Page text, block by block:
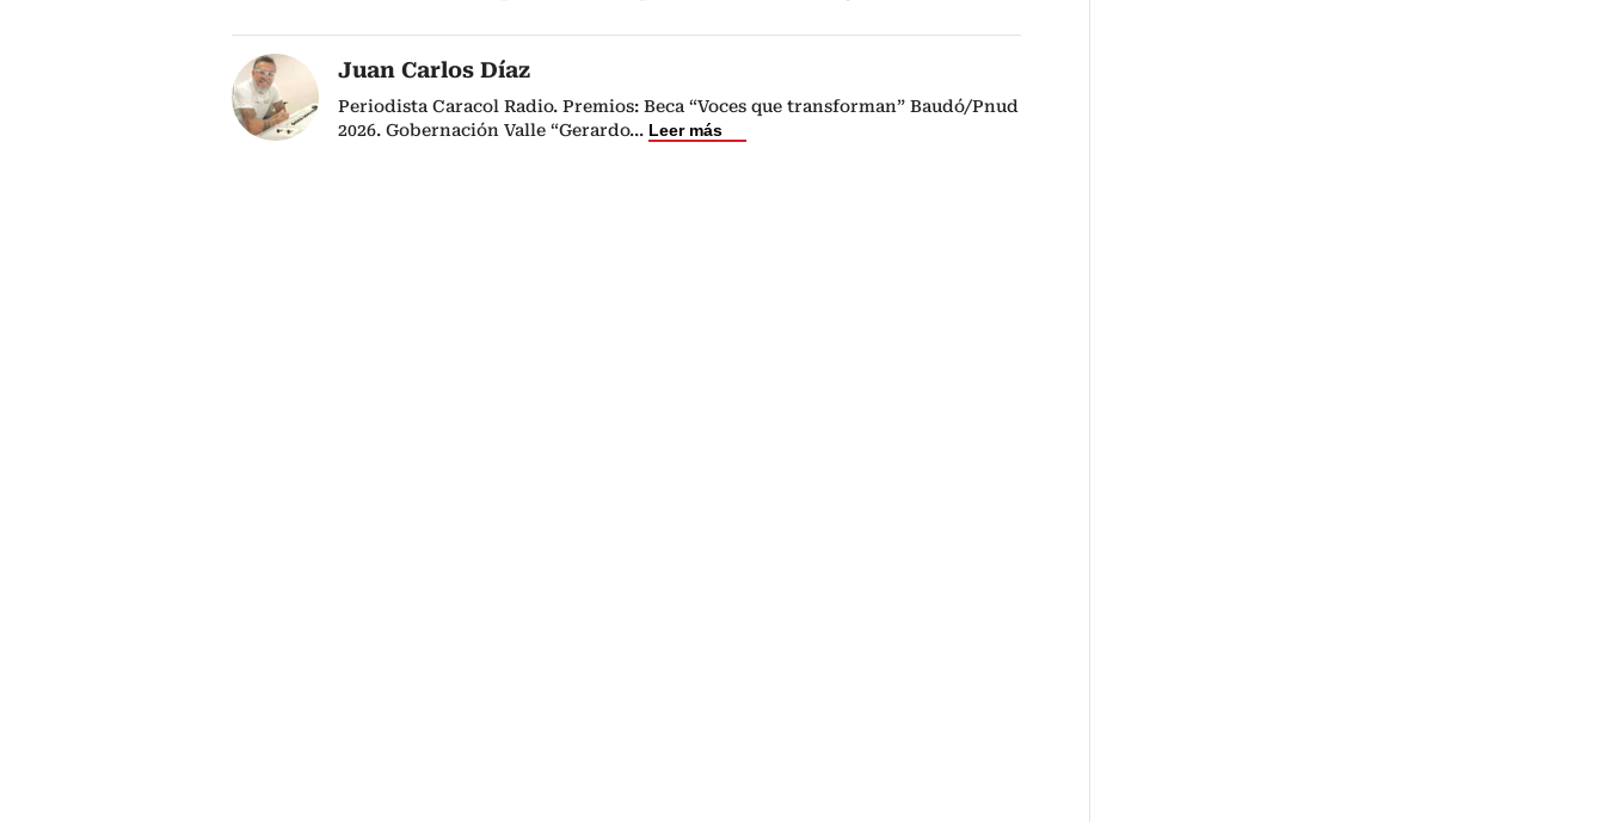
Juan Carlos Díaz
Periodista Caracol Radio. Premios: Beca “Voces que transforman” Baudó/Pnud
2026. Gobernación Valle “Gerardo... Leer más